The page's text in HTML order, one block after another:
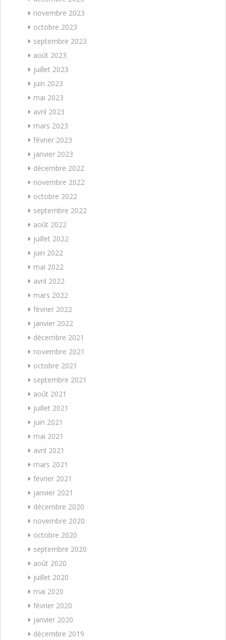
novembre 2023
octobre 2023
septembre 2023
août 2023
juillet 2023
juin 2023
mai 2023
avril 2023
mars 2023
février 2023
janvier 2023
décembre 2022
novembre 2022
octobre 2022
septembre 2022
août 2022
juillet 2022
juin 2022
mai 2022
avril 2022
mars 2022
février 2022
janvier 2022
décembre 2021
novembre 2021
octobre 2021
septembre 2021
août 2021
juillet 2021
juin 2021
mai 2021
avril 2021
mars 2021
février 2021
janvier 2021
décembre 2020
novembre 2020
octobre 2020
septembre 2020
août 2020
juillet 2020
mai 2020
février 2020
janvier 2020
décembre 2019